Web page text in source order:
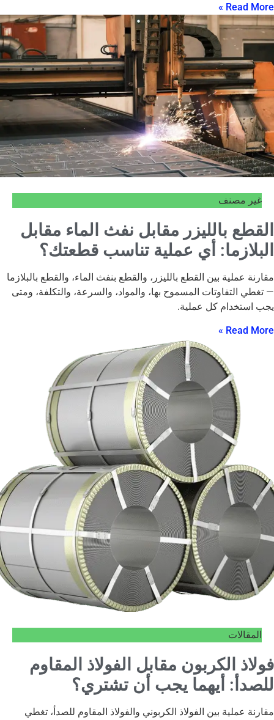
Read More »
غير مصنف
القطع بالليزر مقابل نفث الماء مقابل
البلازما: أي عملية تناسب قطعتك؟
مقارنة عملية بين القطع بالليزر، والقطع بنفث الماء، والقطع بالبلازما
— تغطي التفاوتات المسموح بها، والمواد، والسرعة، والتكلفة، ومتى
يجب استخدام كل عملية.
Read More »
المقالات
فولاذ الكربون مقابل الفولاذ المقاوم
للصدأ: أيهما يجب أن تشتري؟
مقارنة عملية بين الفولاذ الكربوني والفولاذ المقاوم للصدأ، تغطي